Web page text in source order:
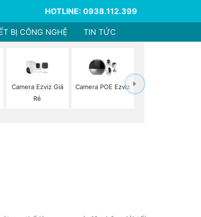
HOTLINE: 0938.112.399
BỊ CÔNG NGHỆ TIN TỨC
Camera Ezviz Giá
Rẻ
Camera POE Ezviz